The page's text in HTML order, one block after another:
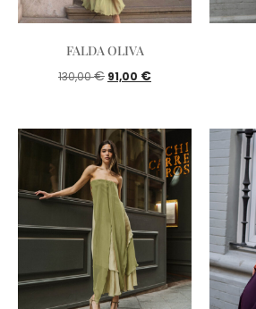
FALDA OLIVA
130,00€ 91,00 €